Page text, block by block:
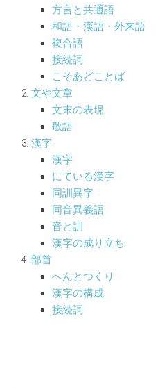
方言と共通語
和語・漢語・外来語
複合語
接続詞
こそあどことば
文や文章
文末の表現
敬語
漢字
漢字
にている漢字
同訓異字
同音異義語
音と訓
漢字の成り立ち
部首
へんとつくり
漢字の構成
接続詞